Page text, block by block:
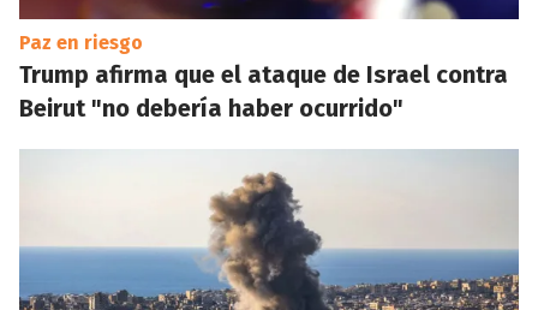
Paz en riesgo
Trump afirma que el ataque de Israel contra
Beirut "no debería haber ocurrido"